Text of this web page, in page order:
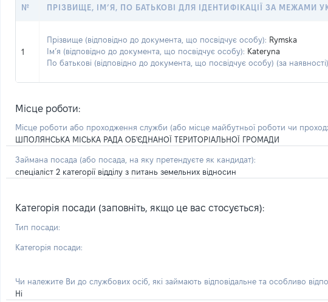
№ ПРІЗВИЩЕ, ІМ’Я, ПО БАТЬКОВІ ДЛЯ ІДЕНТИФІКАЦІЇ ЗА МЕЖАМИ
1
Прізвище (відповідно до документа, що посвідчує особу): Rymska
Ім’я (відповідно до документа, що посвідчує особу): Kateryna
По батькові (відповідно до документа, що посвідчує особу) (за
Місце роботи:
Місце роботи або проходження служби (або місце майбутньої роботи чи
ШПОЛЯНСЬКА МІСЬКА РАДА ОБ'ЄДНАНОЇ ТЕРИТОРІАЛЬНОЇ ГРОМАДИ
Займана посада (або посада, на яку претендуєте як кандидат):
спеціаліст 2 категорії відділу з питань земельних відносин
Категорія посади (заповніть, якщо це вас стосується):
Тип посади:
Категорія посади:
Чи належите Ви до службових осіб, які займають відповідальне та особливо
Ні